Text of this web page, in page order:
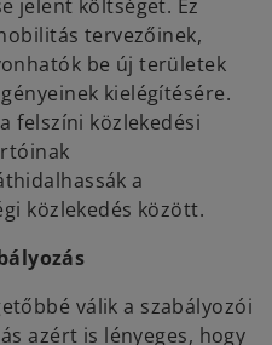
jelent költséget. Ez
tervezőinek,
be új területek
kielégítésére.
felszíni közlekedési
a
közlekedés között.
válik a szabályozói
azért is lényeges, hogy